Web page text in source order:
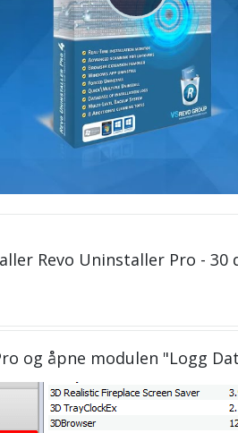
Revo Uninstaller Pro -
og åpne modulen "Logg